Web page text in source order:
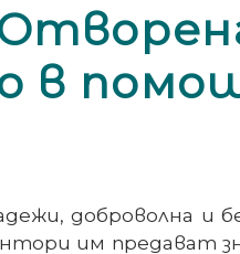
в
доброволна
им предават